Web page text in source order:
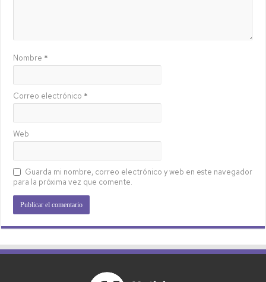
Nombre *
Correo electrónico *
Web
Guarda mi nombre, correo electrónico y web en este navegador
para la próxima vez que comente.